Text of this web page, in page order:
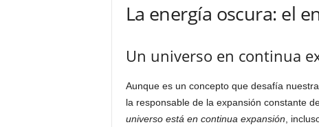
La energía oscura: el
Un universo en continua
Aunque es un concepto que desafía
la responsable de la expansión constante
universo está en continua expansión ,